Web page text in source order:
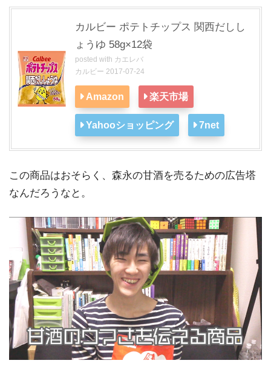
カルビー ポテトチップス 関西だしし
ょうゆ 58g×12袋
posted with カエレバ
カルビー 2017-07-24
Amazon 楽天市場
Yahooショッピング 7net
この商品はおそらく、森永の甘酒を売るための広告塔
なんだろうなと。